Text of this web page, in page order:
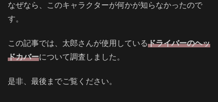
なぜなら、このキャラクターが何かが知らなかったので
す。
この記事では、太郎さんが使用しているドライバーのヘッ
ドカバーについて調査しました。
是非、最後までご覧ください。